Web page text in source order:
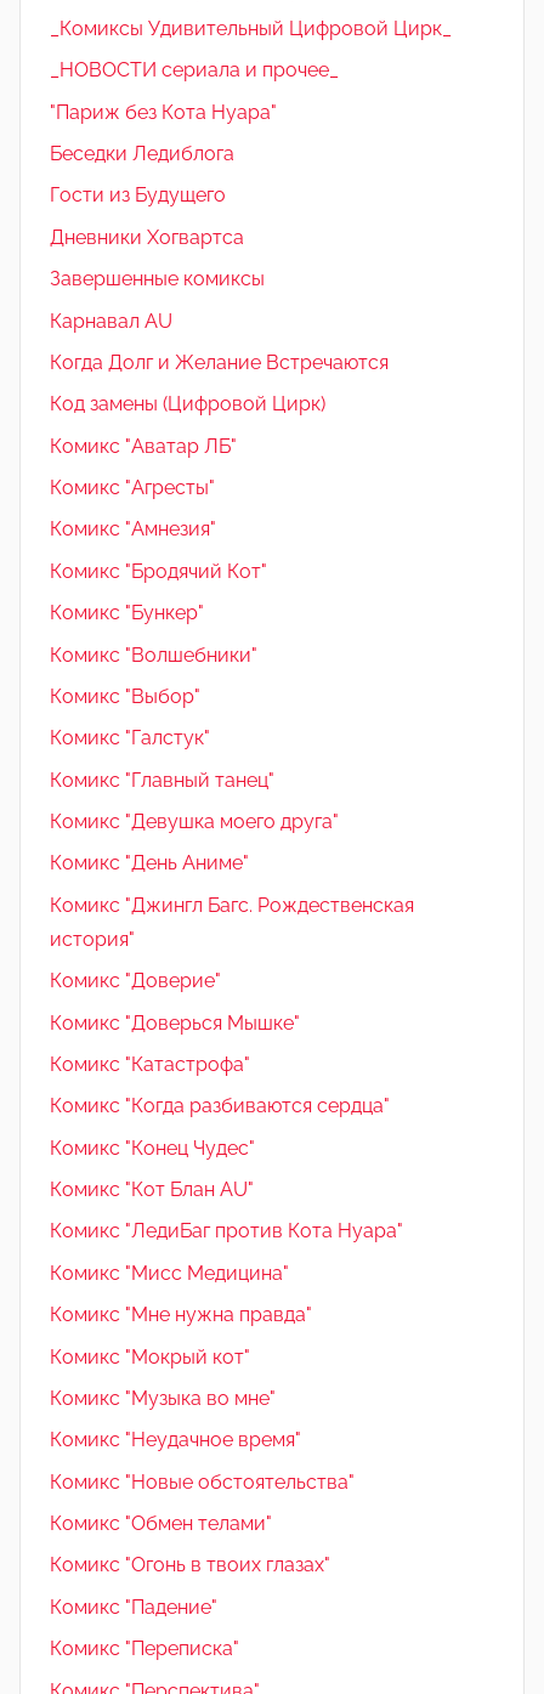
_Комиксы Удивительный Цифровой Цирк_
_НОВОСТИ сериала и прочее_
"Париж без Кота Нуара"
Беседки Ледиблога
Гости из Будущего
Дневники Хогвартса
Завершенные комиксы
Карнавал AU
Когда Долг и Желание Встречаются
Код замены (Цифровой Цирк)
Комикс "Аватар ЛБ"
Комикс "Агресты"
Комикс "Амнезия"
Комикс "Бродячий Кот"
Комикс "Бункер"
Комикс "Волшебники"
Комикс "Выбор"
Комикс "Галстук"
Комикс "Главный танец"
Комикс "Девушка моего друга"
Комикс "День Аниме"
Комикс "Джингл Багс. Рождественская
история"
Комикс "Доверие"
Комикс "Доверься Мышке"
Комикс "Катастрофа"
Комикс "Когда разбиваются сердца"
Комикс "Конец Чудес"
Комикс "Кот Блан AU"
Комикс "ЛедиБаг против Кота Нуара"
Комикс "Мисс Медицина"
Комикс "Мне нужна правда"
Комикс "Мокрый кот"
Комикс "Музыка во мне"
Комикс "Неудачное время"
Комикс "Новые обстоятельства"
Комикс "Обмен телами"
Комикс "Огонь в твоих глазах"
Комикс "Падение"
Комикс "Переписка"